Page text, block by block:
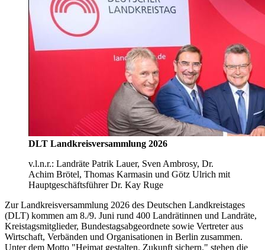
DLT Landkreisversammlung 2026
v.l.n.r.: Landräte Patrik Lauer, Sven Ambrosy, Dr.
Achim Brötel, Thomas Karmasin und Götz Ulrich mit
Hauptgeschäftsführer Dr. Kay Ruge
Zur Landkreisversammlung 2026 des Deutschen Landkreistages
(DLT) kommen am 8./9. Juni rund 400 Landrätinnen und Landräte,
Kreistagsmitglieder, Bundestagsabgeordnete sowie Vertreter aus
Wirtschaft, Verbänden und Organisationen in Berlin zusammen.
Unter dem Motto "Heimat gestalten. Zukunft sichern." stehen die